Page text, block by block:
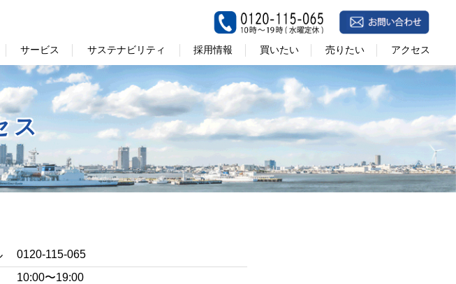
サービス サステナビリティ 採用情報 買いたい 売りたい アクセス
ス
0120-115-065
10:00〜19:00